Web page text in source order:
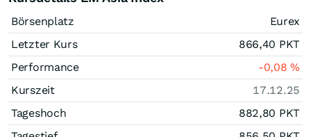
Börsenplatz
Eurex
Letzter Kurs
866,40 PKT
Performance
-0,08%
Kurszeit
17.12.25
Tageshoch
882,80 PKT